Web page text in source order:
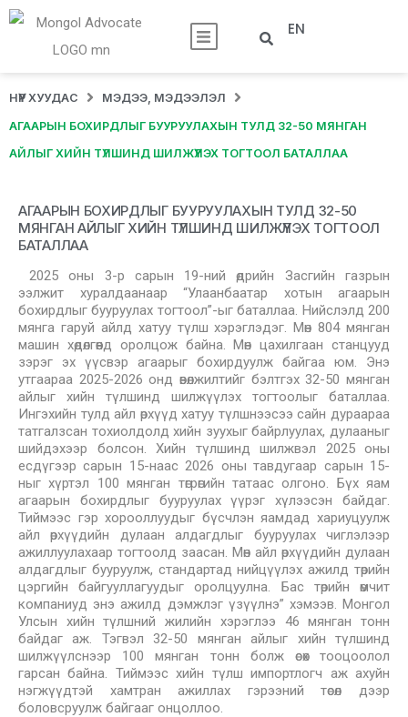
EN
НҮҮР ХУУДАС МЭДЭЭ, МЭДЭЭЛЭЛ
АГААРЫН БОХИРДЛЫГ БУУРУУЛАХЫН ТУЛД 32-50 МЯНГАН
АЙЛЫГ ХИЙН ТҮЛШИНД ШИЛЖҮҮЛЭХ ТОГТООЛ БАТАЛЛАА
АГААРЫН БОХИРДЛЫГ БУУРУУЛАХЫН ТУЛД 32-50
МЯНГАН АЙЛЫГ ХИЙН ТҮЛШИНД ШИЛЖҮҮЛЭХ ТОГТООЛ
БАТАЛЛАА
2025 оны 3-р сарын 19-ний өдрийн Засгийн газрын
ээлжит хуралдаанаар “Улаанбаатар хотын агаарын
бохирдлыг бууруулах тогтоол”-ыг баталлаа. Нийслэлд 200
мянга гаруй айлд хатуу түлш хэрэглэдэг. Мөн 804 мянган
машин хөдөлгөөнд оролцож байна. Мөн цахилгаан станцууд
зэрэг эх үүсвэр агаарыг бохирдуулж байгаа юм. Энэ
утгаараа 2025-2026 онд өвөлжилтийг бэлтгэх 32-50 мянган
айлыг хийн түлшинд шилжүүлэх тогтоолыг баталлаа.
Ингэхийн тулд айл өрхүүд хатуу түлшнээсээ сайн дураараа
татгалзсан тохиолдолд хийн зуухыг байрлуулах, дулааныг
шийдэхээр болсон. Хийн түлшинд шилжвэл 2025 оны
есдүгээр сарын 15-наас 2026 оны тавдугаар сарын 15-
ныг хүртэл 100 мянган төгрөгийн татаас олгоно. Бүх яам
агаарын бохирдлыг бууруулах үүрэг хүлээсэн байдаг.
Тиймээс гэр хорооллуудыг бүсчлэн яамдад хариуцуулж
айл өрхүүдийн дулаан алдагдлыг бууруулах чиглэлээр
ажиллуулахаар тогтоолд заасан. Мөн айл өрхүүдийн дулаан
алдагдлыг бууруулж, стандартад нийцүүлэх ажилд төрийн
цэргийн байгууллагуудыг оролцуулна. Бас төрийн өмчит
компаниуд энэ ажилд дэмжлэг үзүүлнэ” хэмээв. Монгол
Улсын хийн түлшний жилийн хэрэглээ 46 мянган тонн
байдаг аж. Тэгвэл 32-50 мянган айлыг хийн түлшинд
шилжүүлснээр 100 мянган тонн болж өсөх тооцоолол
гарсан байна. Тиймээс хийн түлш импортлогч аж ахуйн
нэгжүүдтэй хамтран ажиллах гэрээний төсөл дээр
боловсруулж байгааг онцоллоо.